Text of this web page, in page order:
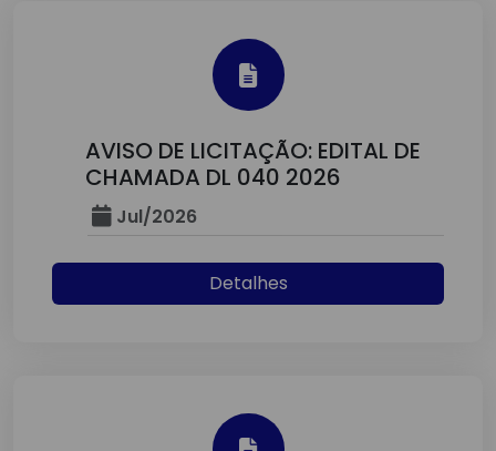
AVISO DE LICITAÇÃO: EDITAL DE
CHAMADA DL 040 2026
Jul/2026
Detalhes